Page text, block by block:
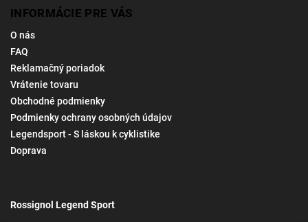
INFORMÁCIE PRE VÁS
O nás
FAQ
Reklamačný poriadok
Vrátenie tovaru
Obchodné podmienky
Podmienky ochrany osobných údajov
Legendsport - S láskou k cyklistike
Doprava
Rossignol Legend Sport